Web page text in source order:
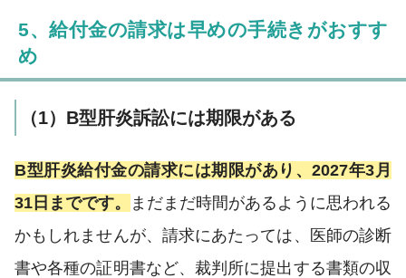
5、給付金の請求は早めの手続きがおすす
め
（1）B型肝炎訴訟には期限がある
B型肝炎給付金の請求には期限があり、2027年3月
31日までです。
まだまだ時間があるように思われる
かもしれませんが、請求にあたっては、医師の診断
書や各種の証明書など、裁判所に提出する書類の収